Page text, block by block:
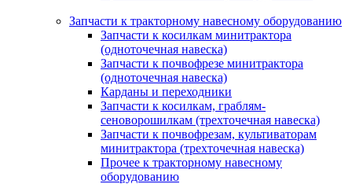
Запчасти к тракторному навесному оборудованию
Запчасти к косилкам минитрактора
(одноточечная навеска)
Запчасти к почвофрезе минитрактора
(одноточечная навеска)
Карданы и переходники
Запчасти к косилкам, граблям-
сеноворошилкам (трехточечная навеска)
Запчасти к почвофрезам, культиваторам
минитрактора (трехточечная навеска)
Прочее к тракторному навесному
оборудованию